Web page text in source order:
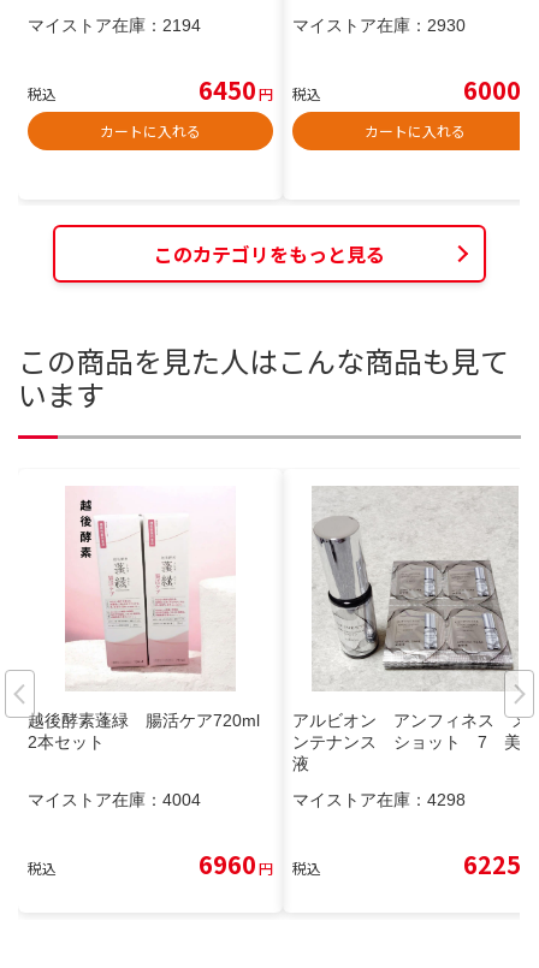
マイストア在庫： 2194
税込 6450円
カートに入れる
マイストア在庫： 2930
税込 6000
カートに入れる
このカテゴリをもっと見る
この商品を見た人はこんな商品も見て
います
越後酵素蓬緑 腸活ケア720ml
2本セット
マイストア在庫： 4004
税込 6960円
アルビオン アンフィネス メ
ンテナンス ショット 7 美容
液
マイストア在庫： 4298
税込 6225